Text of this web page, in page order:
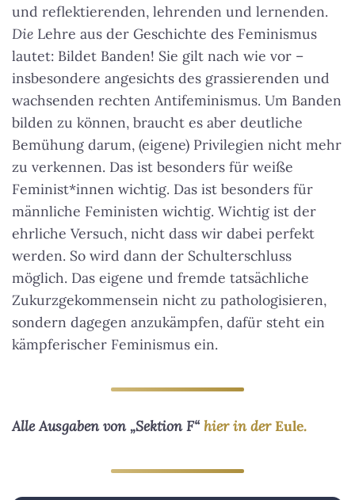
und reflektierenden, lehrenden und lernenden.
Die Lehre aus der Geschichte des Feminismus
lautet: Bildet Banden! Sie gilt nach wie vor –
insbesondere angesichts des grassierenden und
wachsenden rechten Antifeminismus. Um Banden
bilden zu können, braucht es aber deutliche
Bemühung darum, (eigene) Privilegien nicht mehr
zu verkennen. Das ist besonders für weiße
Feminist*innen wichtig. Das ist besonders für
männliche Feministen wichtig. Wichtig ist der
ehrliche Versuch, nicht dass wir dabei perfekt
werden. So wird dann der Schulterschluss
möglich. Das eigene und fremde tatsächliche
Zukurzgekommensein nicht zu pathologisieren,
sondern dagegen anzukämpfen, dafür steht ein
kämpferischer Feminismus ein.
Alle Ausgaben von „Sektion F“ hier in derEule.